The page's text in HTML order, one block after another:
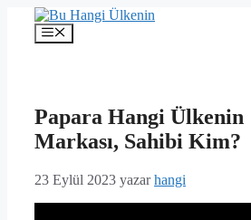
İçeriğe
Menü
Papara Hangi Ülkenin
Markası, Sahibi Kim?
23 Eylül 2023 yazarhangi